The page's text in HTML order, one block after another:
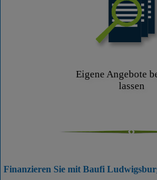
Eigene Angebote
lassen
Finanzieren Sie mit Baufi